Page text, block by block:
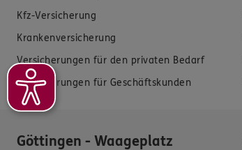
Kfz-Versicherung
Krankenversicherung
Versicherungen für den privaten Bedarf
Versicherungen für Geschäftskunden
Göttingen - Waageplatz